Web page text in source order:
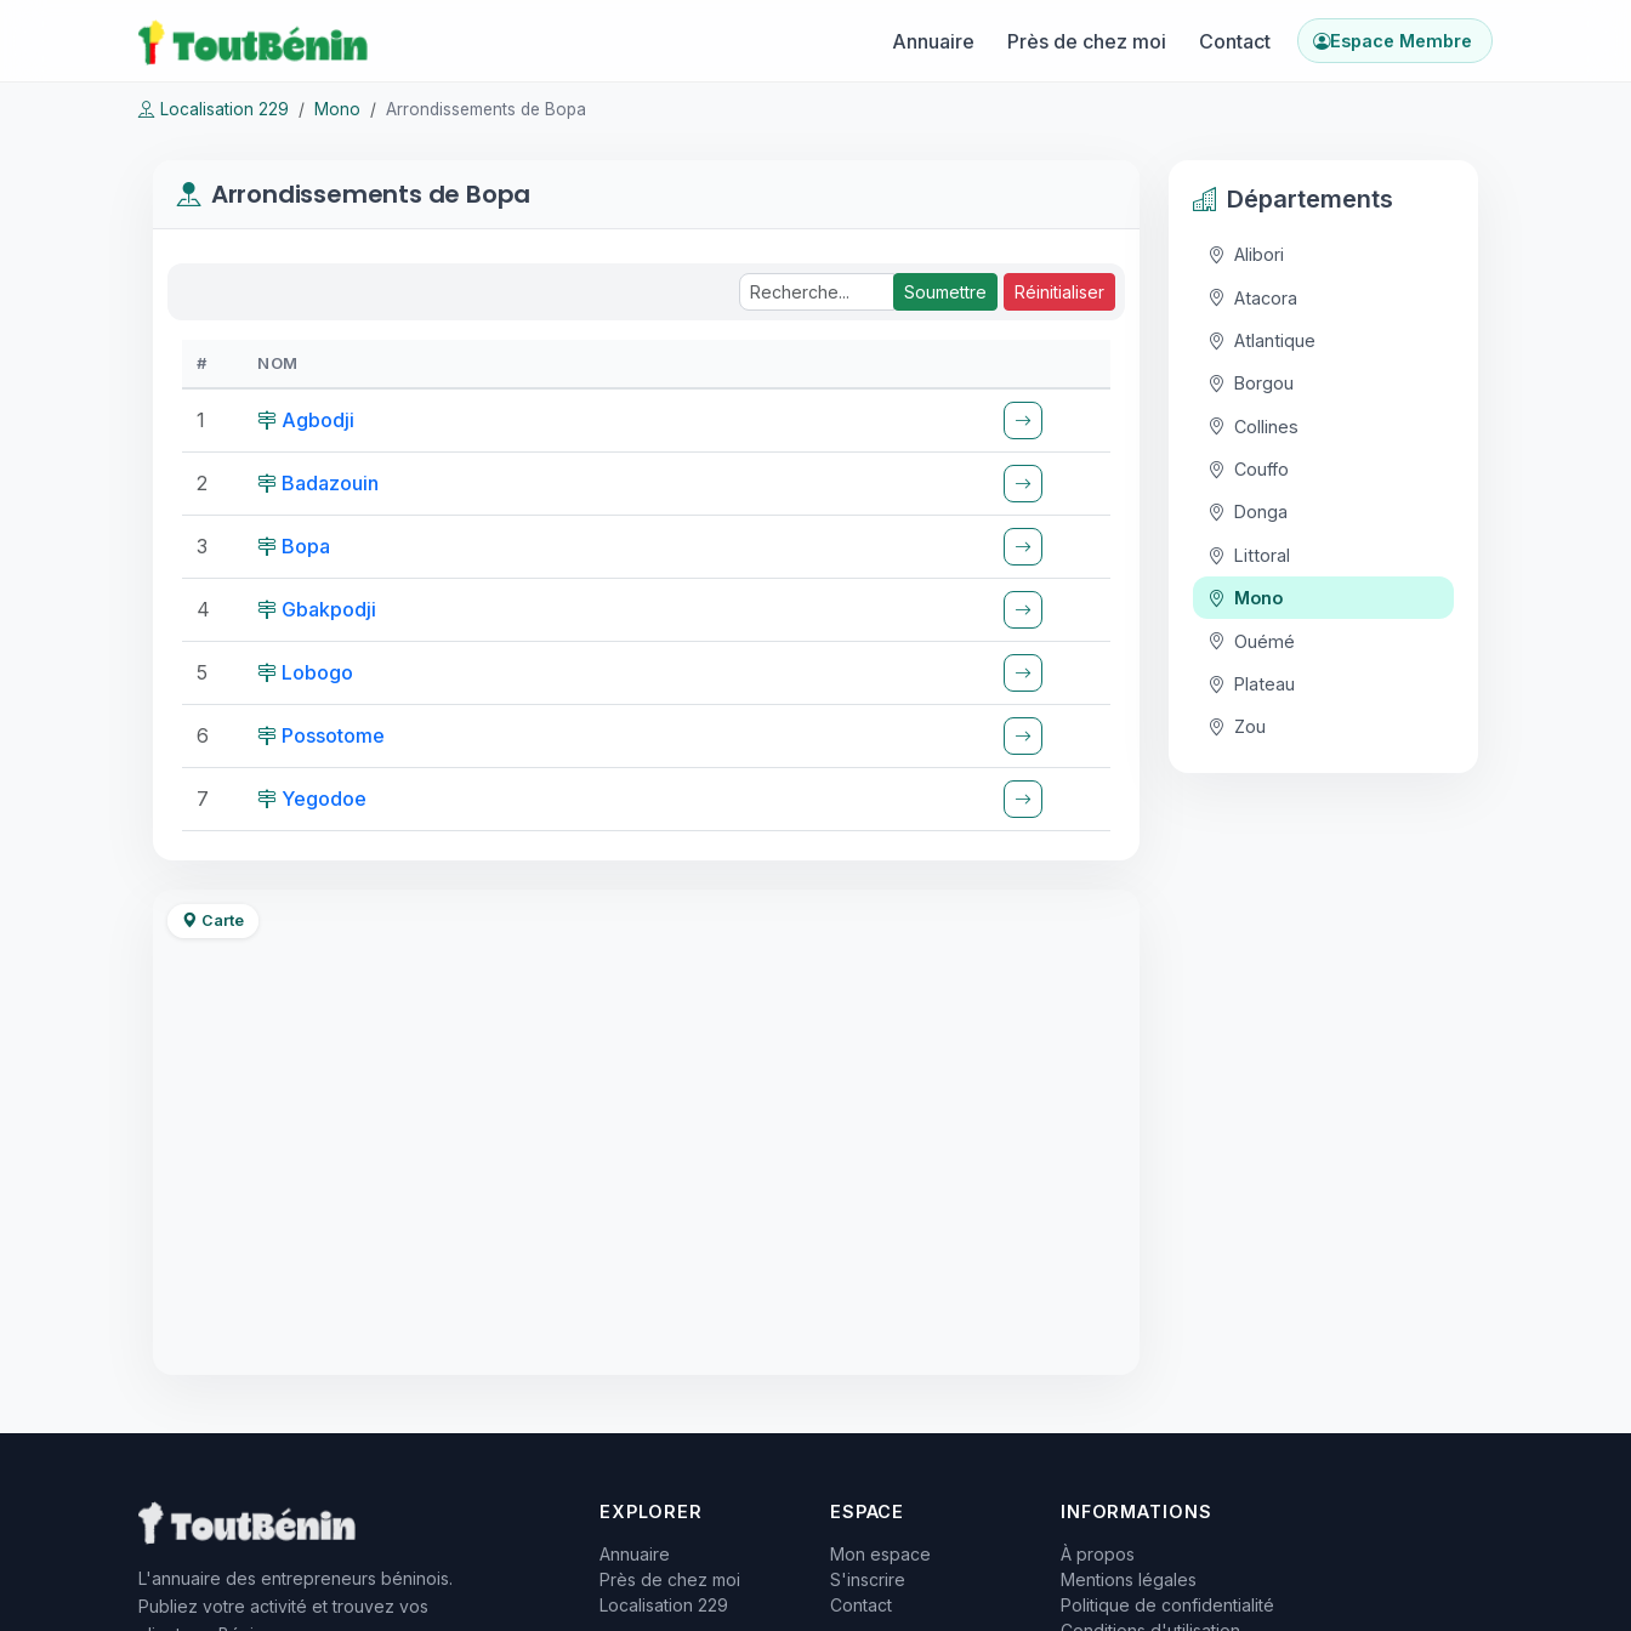
Annuaire Près de chez moi Contact Espace Membre
Localisation 229 Mono Arrondissements de Bopa
Arrondissements de Bopa
Soumettre Réinitialiser
# NOM
1 Agbodji
2 Badazouin
3 Bopa
4 Gbakpodji
5 Lobogo
6 Possotome
7 Yegodoe
Carte
Départements
Alibori
Atacora
Atlantique
Borgou
Collines
Couffo
Donga
Littoral
Mono
Ouémé
Plateau
Zou
L'annuaire des entrepreneurs béninois.
Publiez votre activité et trouvez vos
EXPLORER
Annuaire
Près de chez moi
Localisation 229
ESPACE
Mon espace
S'inscrire
Contact
INFORMATIONS
À propos
Mentions légales
Politique de confidentialité